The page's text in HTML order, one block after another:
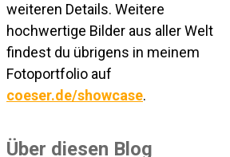
weiteren Details. Weitere
hochwertige Bilder aus aller Welt
findest du übrigens in meinem
Fotoportfolio auf
coeser.de/showcase.
Über diesen Blog